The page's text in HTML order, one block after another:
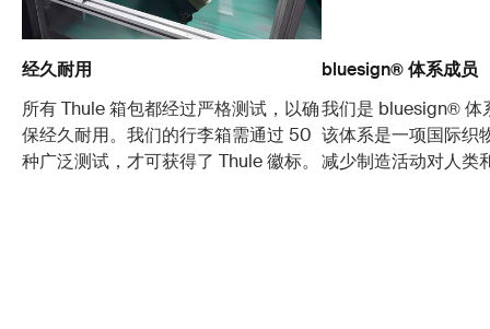
经久耐用
所有 Thule 箱包都经过严格测试，以确
保经久耐用。我们的行李箱需通过 50
种广泛测试，才可获得了 Thule 徽标。
bluesign® 体系成员
我们是 bluesign® 体
该体系是一项国际织
减少制造活动对人类